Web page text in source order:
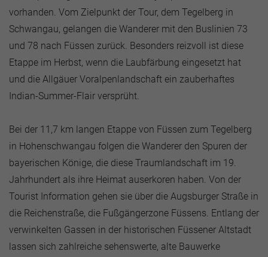
vorhanden. Vom Zielpunkt der Tour, dem Tegelberg in
Schwangau, gelangen die Wanderer mit den Buslinien 73
und 78 nach Füssen zurück. Besonders reizvoll ist diese
Etappe im Herbst, wenn die Laubfärbung eingesetzt hat
und die Allgäuer Voralpenlandschaft ein zauberhaftes
Indian-Summer-Flair versprüht.
Bei der 11,7 km langen Etappe von Füssen zum Tegelberg
in Hohenschwangau folgen die Wanderer den Spuren der
bayerischen Könige, die diese Traumlandschaft im 19.
Jahrhundert als ihre Heimat auserkoren haben. Von der
Tourist Information gehen sie über die Augsburger Straße in
die Reichenstraße, die Fußgängerzone Füssens. Entlang der
verwinkelten Gassen in der historischen Füssener Altstadt
lassen sich zahlreiche sehenswerte, alte Bauwerke